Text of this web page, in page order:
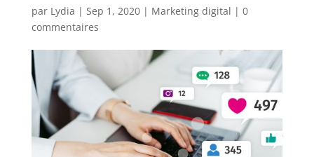
par Lydia | Sep 1, 2020| Marketing digital | 0
commentaires